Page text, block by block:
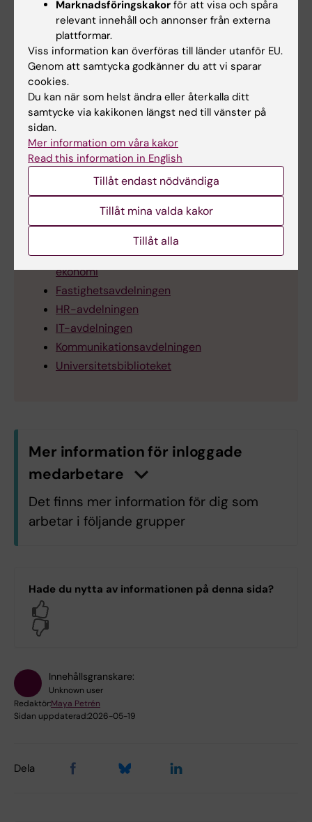
(GVS) VP för 2026 - PDF för utskrift
Verksamhetsplaner för GVS 2026 (PDF, 343.74
KB)
Verksamhetsplaner för GVS
Gemensamt verksamhetsstöd
(övergripande)
Avdelningen för forskningsstöd och externa
relationer
Avdelningen för utbildningsstöd
Avdelningen för juridik, planering och
ekonomi
Fastighetsavdelningen
HR-avdelningen
IT-avdelningen
Kommunikationsavdelningen
Universitetsbiblioteket
Mer information för inloggade
medarbetare
Klickahärförattvisa/döljainformatio
n
Det finns mer information för dig som
arbetar i följande grupper
OV.OV Universitetstandvården
Hade du nytta av informationen på denna sida?
Innehållsgranskare:
Unknown user
Redaktör:Maya Petrén
Sidan uppdaterad:2026-05-19
Dela
Marknadsföringskakor för att visa och spåra
relevant innehåll och annonser från externa
plattformar.
Viss information kan överföras till länder utanför EU.
Genom att samtycka godkänner du att vi sparar
cookies.
Du kan när som helst ändra eller återkalla ditt
samtycke via kakikonen längst ned till vänster på
sidan.
Mer information om våra kakor
Read this information in English
Tillåt endast nödvändiga
Tillåt mina valda kakor
Tillåt alla